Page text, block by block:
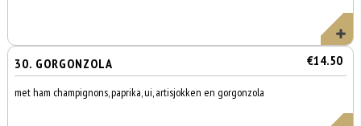
30. GORGONZOLA €14.50
met ham champignons, paprika, ui, artisjokken en gorgonzola